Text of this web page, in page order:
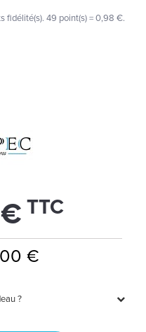
fidélité(s). 49 point(s) =0,98 €.
TTC
€
?